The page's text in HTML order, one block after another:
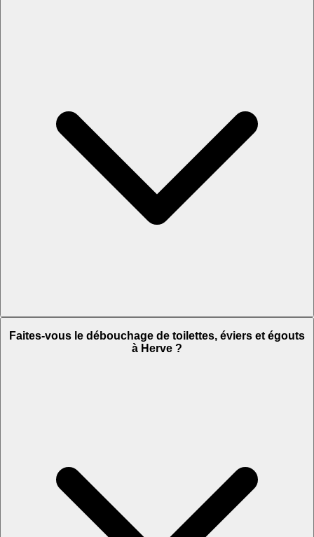
Faites-vous le débouchage de toilettes, éviers et égouts
à Herve ?